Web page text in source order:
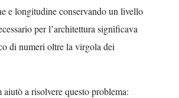
e longitudine conservando un livello
per l’architettura significava
di numeri oltre la virgola dei
aiutò a risolvere questo problema: